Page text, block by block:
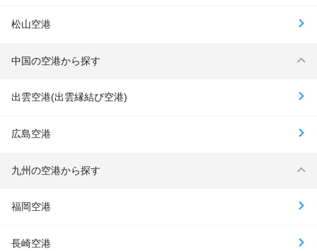
松山空港
中国の空港から探す
出雲空港(出雲縁結び空港)
広島空港
九州の空港から探す
福岡空港
長崎空港